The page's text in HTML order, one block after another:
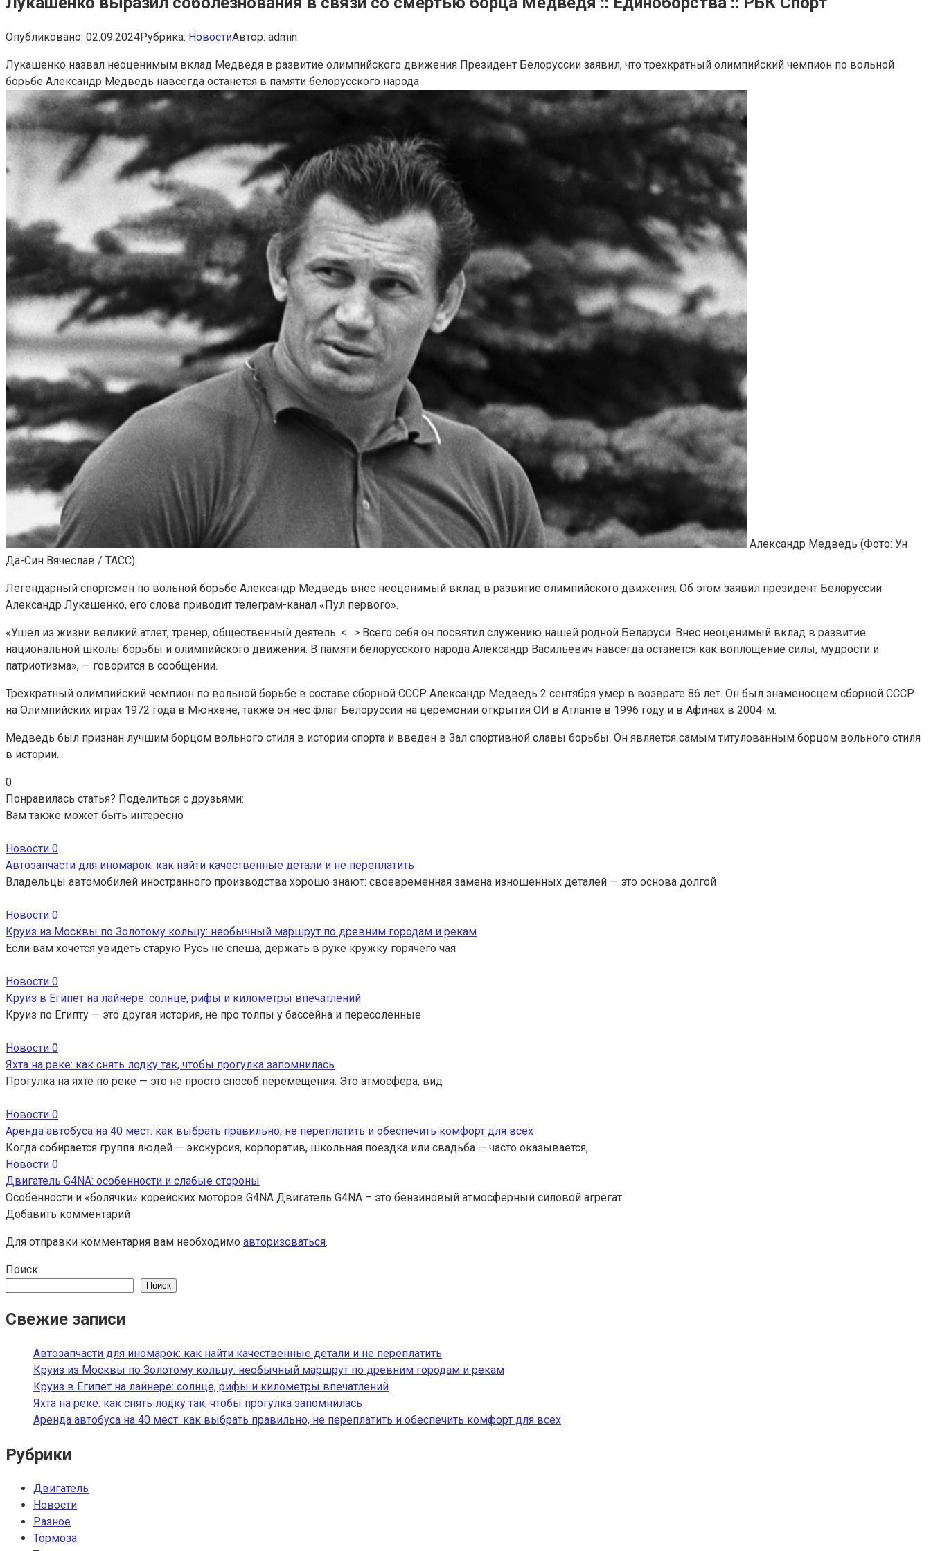
Опубликовано: 02.09.2024Рубрика: НовостиАвтор: admin
Лукашенко назвал неоценимым вклад Медведя в развитие олимпийского движения Президент Белоруссии заявил, что трехкратный олимпийский чемпион по вольной
борьбе Александр Медведь навсегда останется в памяти белорусского народа
Александр Медведь (Фото: Ун
Да-Син Вячеслав / ТАСС)
Легендарный спортсмен по вольной борьбе Александр Медведь внес неоценимый вклад в развитие олимпийского движения. Об этом заявил президент Белоруссии
Александр Лукашенко, его слова приводит телеграм-канал «Пул первого».
«Ушел из жизни великий атлет, тренер, общественный деятель. <…> Всего себя он посвятил служению нашей родной Беларуси. Внес неоценимый вклад в развитие
национальной школы борьбы и олимпийского движения. В памяти белорусского народа Александр Васильевич навсегда останется как воплощение силы, мудрости и
патриотизма», — говорится в сообщении.
Трехкратный олимпийский чемпион по вольной борьбе в составе сборной СССР Александр Медведь 2 сентября умер в возврате 86 лет. Он был знаменосцем сборной СССР
на Олимпийских играх 1972 года в Мюнхене, также он нес флаг Белоруссии на церемонии открытия ОИ в Атланте в 1996 году и в Афинах в 2004-м.
Медведь был признан лучшим борцом вольного стиля в истории спорта и введен в Зал спортивной славы борьбы. Он является самым титулованным борцом вольного стиля
в истории.
0
Понравилась статья? Поделиться с друзьями:
Вам также может быть интересно
Новости 0
Автозапчасти для иномарок: как найти качественные детали и не переплатить
Владельцы автомобилей иностранного производства хорошо знают: своевременная замена изношенных деталей — это основа долгой
Новости 0
Круиз из Москвы по Золотому кольцу: необычный маршрут по древним городам и рекам
Если вам хочется увидеть старую Русь не спеша, держать в руке кружку горячего чая
Новости 0
Круиз в Египет на лайнере: солнце, рифы и километры впечатлений
Круиз по Египту — это другая история, не про толпы у бассейна и пересоленные
Новости 0
Яхта на реке: как снять лодку так, чтобы прогулка запомнилась
Прогулка на яхте по реке — это не просто способ перемещения. Это атмосфера, вид
Новости 0
Аренда автобуса на 40 мест: как выбрать правильно, не переплатить и обеспечить комфорт для всех
Когда собирается группа людей — экскурсия, корпоратив, школьная поездка или свадьба — часто оказывается,
Новости 0
Двигатель G4NA: особенности и слабые стороны
Особенности и «болячки» корейских моторов G4NA Двигатель G4NA – это бензиновый атмосферный силовой агрегат
Добавить комментарий
Для отправки комментария вам необходимо авторизоваться.
Поиск
Поиск
Свежие записи
Автозапчасти для иномарок: как найти качественные детали и не переплатить
Круиз из Москвы по Золотому кольцу: необычный маршрут по древним городам и рекам
Круиз в Египет на лайнере: солнце, рифы и километры впечатлений
Яхта на реке: как снять лодку так, чтобы прогулка запомнилась
Аренда автобуса на 40 мест: как выбрать правильно, не переплатить и обеспечить комфорт для всех
Рубрики
Двигатель
Новости
Разное
Тормоза